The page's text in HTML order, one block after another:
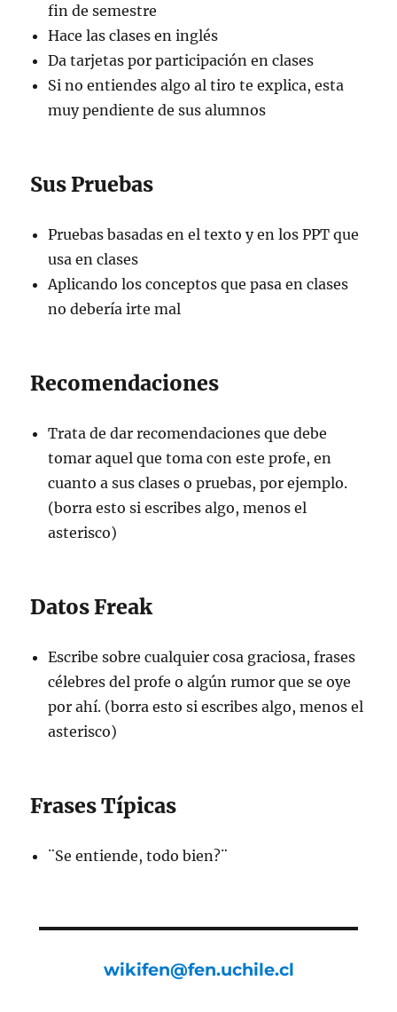
fin de semestre
Hace las clases en inglés
Da tarjetas por participación en clases
Si no entiendes algo al tiro te explica, esta
muy pendiente de sus alumnos
Sus Pruebas
Pruebas basadas en el texto y en los PPT que
usa en clases
Aplicando los conceptos que pasa en clases
no debería irte mal
Recomendaciones
Trata de dar recomendaciones que debe
tomar aquel que toma con este profe, en
cuanto a sus clases o pruebas, por ejemplo.
(borra esto si escribes algo, menos el
asterisco)
Datos Freak
Escribe sobre cualquier cosa graciosa, frases
célebres del profe o algún rumor que se oye
por ahí. (borra esto si escribes algo, menos el
asterisco)
Frases Típicas
¨Se entiende, todo bien?¨
wikifen@fen.uchile.cl